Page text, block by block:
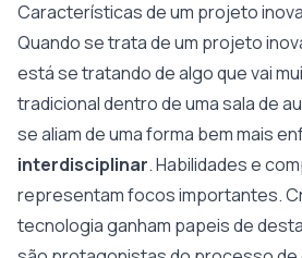
Características de um projeto
Quando se trata de um projeto
está se tratando de algo que vai
tradicional dentro de uma sala de
se aliam de uma forma bem mais
interdisciplinar. Habilidades e
representam focos importantes.
tecnologia ganham papeis de